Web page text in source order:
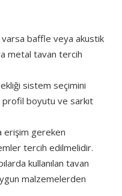
baffle veya akustik
metal tavan tercih
sistem seçimini
boyutu ve sarkıt
erişim gereken
tercih edilmelidir.
kullanılan tavan
malzemelerden